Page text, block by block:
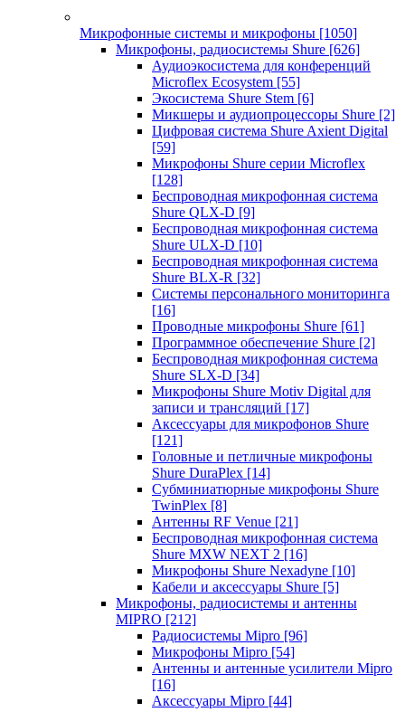
Микрофонные системы и микрофоны [1050]
Микрофоны, радиосистемы Shure [626]
Аудиоэкосистема для конференций
Microflex Ecosystem [55]
Экосистема Shure Stem [6]
Микшеры и аудиопроцессоры Shure [2]
Цифровая система Shure Axient Digital
[59]
Микрофоны Shure серии Microflex
[128]
Беспроводная микрофонная система
Shure QLX-D [9]
Беспроводная микрофонная система
Shure ULX-D [10]
Беспроводная микрофонная система
Shure BLX-R [32]
Системы персонального мониторинга
[16]
Проводные микрофоны Shure [61]
Программное обеспечение Shure [2]
Беспроводная микрофонная система
Shure SLX-D [34]
Микрофоны Shure Motiv Digital для
записи и трансляций [17]
Аксессуары для микрофонов Shure
[121]
Головные и петличные микрофоны
Shure DuraPlex [14]
Субминиатюрные микрофоны Shure
TwinPlex [8]
Антенны RF Venue [21]
Беспроводная микрофонная система
Shure MXW NEXT 2 [16]
Микрофоны Shure Nexadyne [10]
Кабели и аксессуары Shure [5]
Микрофоны, радиосистемы и антенны
MIPRO [212]
Радиосистемы Mipro [96]
Микрофоны Mipro [54]
Антенны и антенные усилители Mipro
[16]
Аксессуары Mipro [44]